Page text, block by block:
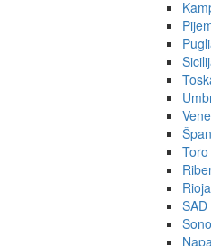
Toro
Rioja
SAD